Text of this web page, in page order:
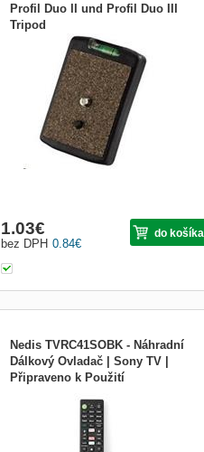
Profil Duo II und Profil Duo III
Tripod
Spojka DATACOM UTP cat.5e RJ45
křížená Zrcadlově křížená spojka cat.5e
pro spojení dvou kabelů s RJ45(8p8c)
konektory. ZÁKLADNÍ SPECIFIKACE
Koncovka 1: RJ45 (F) - 8p8c Koncovka 2:
RJ45 (F) - 8p8c Barva: bílá
0.84€
bez DPH
1.03€ do košíka
Nedis TVRC41SOBK - Náhradní
Dálkový Ovladač | Sony TV |
Připraveno k Použití
Předprogamovaný, připravený k použití.
Velká databáze kódů nahradí všechny
funkce původního ovladače. Kompatibilní
se všemi televizory značky SONY
vyrobených po roce 2012. Baterie 2x AAA